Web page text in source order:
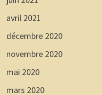
avril 2021
décembre 2020
novembre 2020
mai 2020
mars 2020